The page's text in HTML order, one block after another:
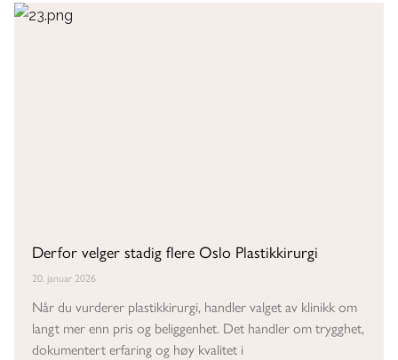
Derfor velger stadig flere Oslo Plastikkirurgi
20. januar 2026
Når du vurderer plastikkirurgi, handler valget av klinikk om
langt mer enn pris og beliggenhet. Det handler om trygghet,
dokumentert erfaring og høy kvalitet i